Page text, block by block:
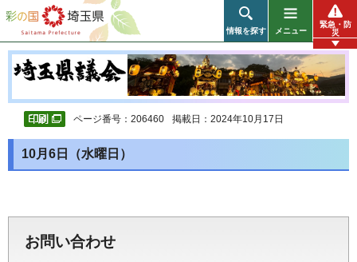
彩の国 埼玉県
情報を探す メニュー
緊急・防
災
ページ番号：206460 掲載日：2024年10月17日
10月6日（水曜日）
お問い合わせ